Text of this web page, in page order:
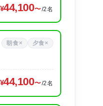
44,100 /2名
朝食× 夕食×
44,100 /2名